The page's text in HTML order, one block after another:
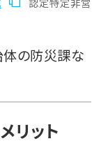
体の防災課な
リット